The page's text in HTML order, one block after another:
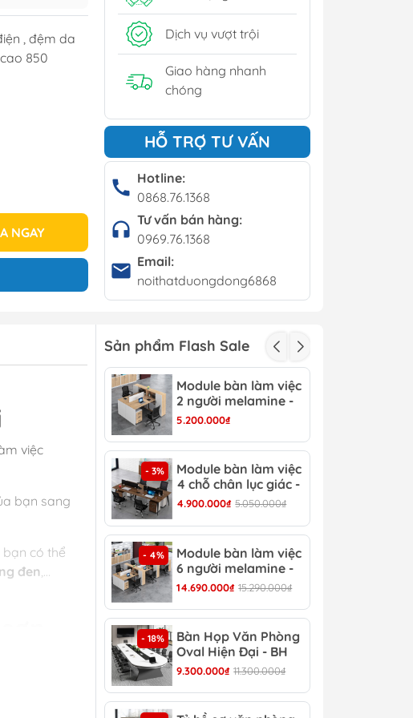
trang trí - Giá kệ
Bộ bàn ghế cafe
Bàn cafe
Ghế cafe
Ghế bar
, đệm da
850
NGAY
Dịch vụ vượt trội
Giao hàng nhanh
chóng
HỖ TRỢ TƯ VẤN
Hotline:
0868.76.1368
Tư vấn bán hàng:
0969.76.1368
Email:
noithatduongdong6868
việc
bạn sang
có thể
đen,…
Sản phẩm Flash Sale
Module bàn làm việc
2 người melamine -
CB 15
5.200.000₫
- 3%
Module bàn làm việc
4 chỗ chân lục giác -
CB 17
4.900.000₫ 5.050.000₫
- 4%
Module bàn làm việc
6 người melamine -
CB 20
14.690.000₫ 15.290.000₫
- 18%
Bàn Họp Văn Phòng
Oval Hiện Đại - BH
44
9.300.000₫ 11.300.000₫